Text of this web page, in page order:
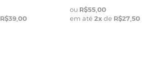
R$39,00
R$55,00
em até 2x de R$27,50